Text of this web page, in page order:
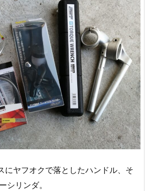
にヤフオクで落としたハンドル、そ
シリンダ。